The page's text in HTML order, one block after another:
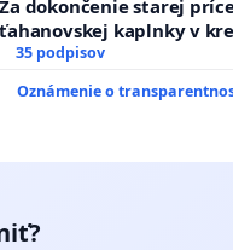
personálu a na
činnosť.
Za dokončenie starej
ťahanovskej kaplnky v
duchu.
35 podpisov
Oznámenie o